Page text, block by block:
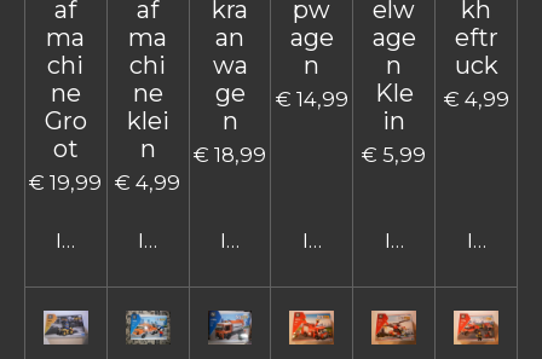
af
ma
chi
ne
Gro
ot
€ 19,99
In winkelwagen
af
ma
chi
ne
klei
n
€ 4,99
In winkelwagen
kra
an
wa
ge
n
€ 18,99
In winkelwagen
pw
age
n
€ 14,99
In winkelwagen
elw
age
n
Kle
in
€ 5,99
In
kh
eftr
uck
€ 4,99
In